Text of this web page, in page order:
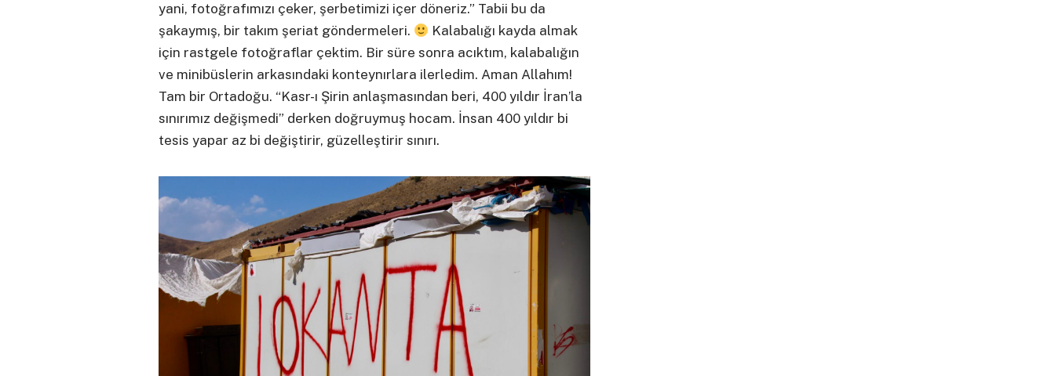
yani, fotoğrafımızı çeker, şerbetimizi içer döneriz.” Tabii bu da
şakaymış, bir takım şeriat göndermeleri.
Kalabalığı kayda almak
için rastgele fotoğraflar çektim. Bir süre sonra acıktım, kalabalığın
ve minibüslerin arkasındaki konteynırlara ilerledim. Aman Allahım!
Tam bir Ortadoğu. “Kasr-ı Şirin anlaşmasından beri, 400 yıldır İran’la
sınırımız değişmedi” derken doğruymuş hocam. İnsan 400 yıldır bi
tesis yapar az bi değiştirir, güzelleştirir sınırı.